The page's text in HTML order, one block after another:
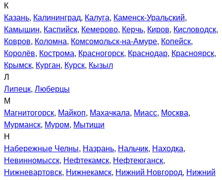
К
Казань, Калининград, Калуга, Каменск-Уральский,
Камышин, Каспийск, Кемерово, Керчь, Киров, Кисловодск,
Ковров, Коломна, Комсомольск-на-Амуре, Копейск,
Королёв, Кострома, Красногорск, Краснодар, Красноярск,
Крымск, Курган, Курск, Кызыл
Л
Липецк, Люберцы
М
Магнитогорск, Майкоп, Махачкала, Миасс, Москва,
Мурманск, Муром, Мытищи
Н
Набережные Челны, Назрань, Нальчик, Находка,
Невинномысск, Нефтекамск, Нефтеюганск,
Нижневартовск, Нижнекамск, Нижний Новгород, Нижний